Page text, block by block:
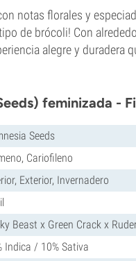
notas florales y
de brócoli! Con
alegre y duradera
feminizada -
Seeds
Cariofileno
Exterior, Invernadero
Beast x Green Crack x
Indica / 10% Sativa